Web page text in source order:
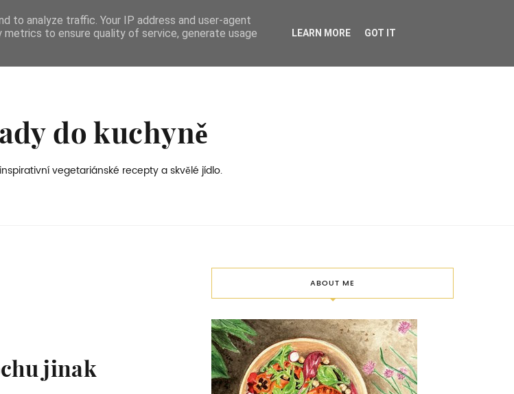
do kuchyně
vegetariánské recepty a skvělé jídlo.
jinak
ABOUT ME
to analyze traffic. Your IP address and user-agent
to ensure quality of service, generate usage
LEARN MORE GOT IT